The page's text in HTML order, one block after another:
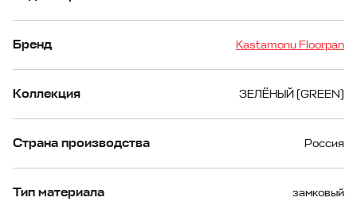
Бренд Kastamonu Floorpan
Коллекция ЗЕЛЁНЫЙ (GREEN)
Страна производства Россия
Тип материала замковый